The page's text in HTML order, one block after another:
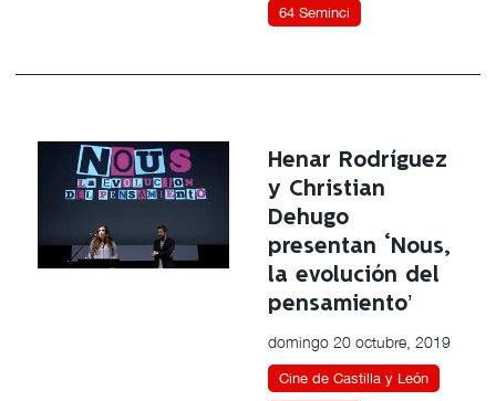
64 Seminci
Henar Rodríguez
y Christian
Dehugo
presentan ‘Nous,
la evolución del
pensamiento’
domingo 20 octubre, 2019
Cine de Castilla y León